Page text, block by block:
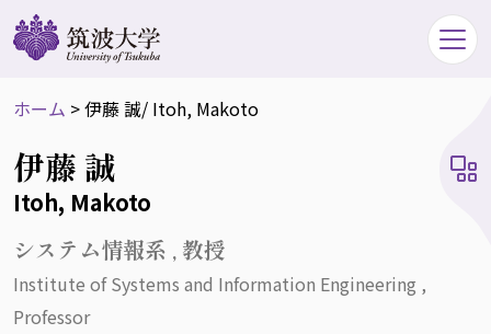
ホーム >伊藤 誠/ Itoh, Makoto
伊藤 誠
Itoh, Makoto
システム情報系 , 教授
Institute of Systems and Information Engineering ,
Professor